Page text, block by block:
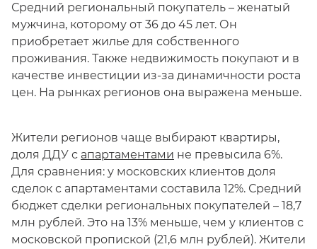
Средний региональный покупатель – женатый
мужчина, которому от 36 до 45 лет. Он
приобретает жилье для собственного
проживания. Также недвижимость покупают и в
качестве инвестиции из-за динамичности роста
цен. На рынках регионов она выражена меньше.
Жители регионов чаще выбирают квартиры,
доля ДДУ с апартаментами не превысила 6%.
Для сравнения: у московских клиентов доля
сделок с апартаментами составила 12%. Средний
бюджет сделки региональных покупателей – 18,7
млн рублей. Это на 13% меньше, чем у клиентов с
московской пропиской (21,6 млн рублей). Жители